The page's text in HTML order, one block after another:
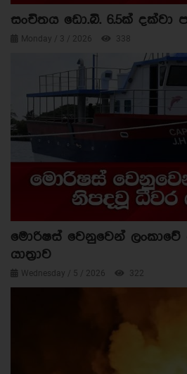
සංචිතය ඩො.බි. 6.5ක් දක්වා
Monday / 3 / 2026 338
මොරිෂස් වෙනුවෙන්
යාත්‍රාව
Wednesday / 5 / 2026 322